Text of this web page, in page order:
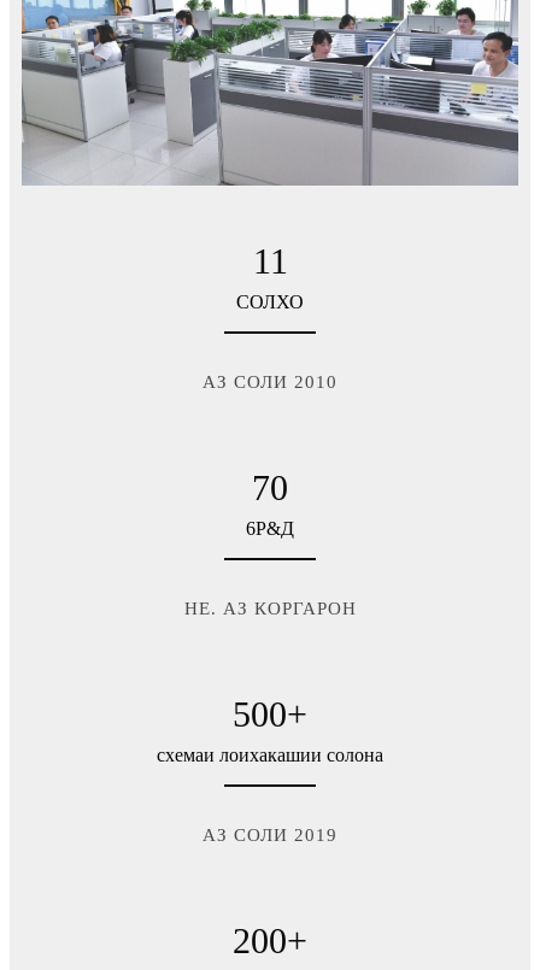
11
СОЛХО
АЗ СОЛИ 2010
70
6Р&Д
НЕ. АЗ КОРГАРОН
500+
схемаи лоихакашии солона
АЗ СОЛИ 2019
200+